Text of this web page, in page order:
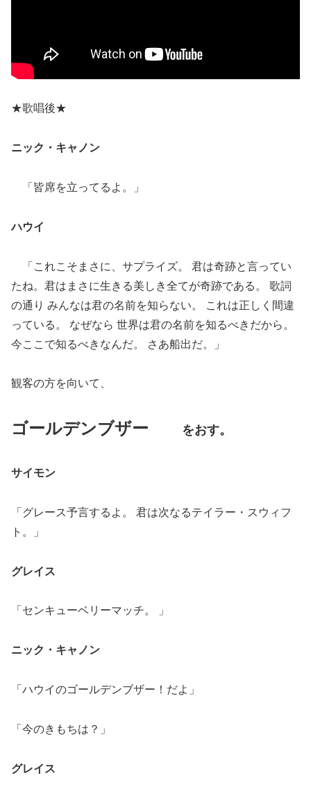
★歌唱後★
ニック・キャノン
「皆席を立ってるよ。」
ハウイ
「これこそまさに、サプライズ。 君は奇跡と言ってい
たね。君はまさに生きる美しき全てが奇跡である。 歌詞
の通り みんなは君の名前を知らない。 これは正しく間違
っている。 なぜなら 世界は君の名前を知るべきだから。
今ここで知るべきなんだ。 さあ船出だ。」
観客の方を向いて、
ゴールデンブザー をおす。
サイモン
「グレース予言するよ。 君は次なるテイラー・スウィフ
ト。」
グレイス
「センキューベリーマッチ。 」
ニック・キャノン
「ハウイのゴールデンブザー！だよ」
「今のきもちは？」
グレイス